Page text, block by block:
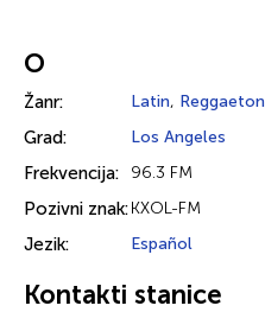
O
Žanr: Latin, Reggaeton
Grad: Los Angeles
Frekvencija: 96.3 FM
Pozivni znak:KXOL-FM
Jezik: Español
Kontakti stanice